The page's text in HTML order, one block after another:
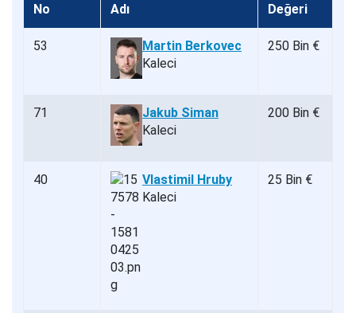
No
Adı
Değeri
53
Martin Berkovec
Kaleci
250 Bin €
71
Jakub Siman
Kaleci
200 Bin €
40
Vlastimil Hruby
Kaleci
25 Bin €